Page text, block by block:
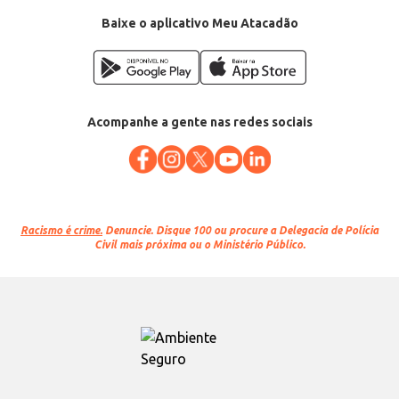
Baixe o aplicativo Meu Atacadão
Acompanhe a gente nas redes sociais
Racismo é crime. Denuncie. Disque 100 ou procure a Delegacia de Polícia
Civil mais próxima ou o Ministério Público.